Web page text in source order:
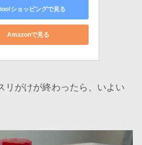
ショッピングで見る
Amazonで見る
リがけが終わったら、いよい